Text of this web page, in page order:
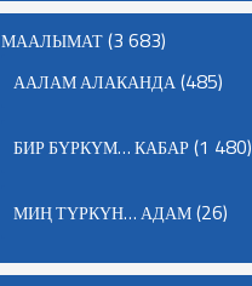
МААЛЫМАТ(3 683)
ААЛАМ АЛАКАНДА(485)
БИР БҮРКҮМ… КАБАР(1 480)
МИҢ ТҮРКҮН… АДАМ(26)